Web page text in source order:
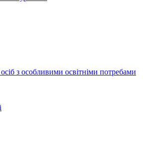
з особливими освітніми потребами